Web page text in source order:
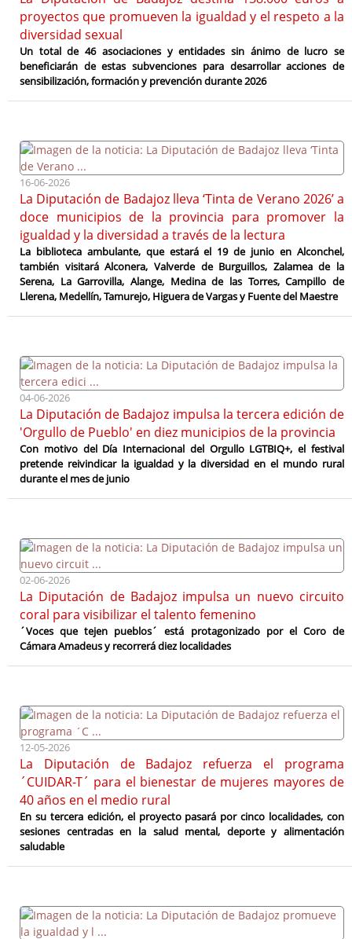
proyectos que promueven la igualdad y el respeto a la
diversidad sexual
Un total de 46 asociaciones y entidades sin ánimo de lucro se
beneficiarán de estas subvenciones para desarrollar acciones de
sensibilización, formación y prevención durante 2026
16-06-2026
La Diputación de Badajoz lleva ‘Tinta de Verano 2026’ a
doce municipios de la provincia para promover la
igualdad y la diversidad a través de la lectura
La biblioteca ambulante, que estará el 19 de junio en Alconchel,
también visitará Alconera, Valverde de Burguillos, Zalamea de la
Serena, La Garrovilla, Alange, Medina de las Torres, Campillo de
Llerena, Medellín, Tamurejo, Higuera de Vargas y Fuente del Maestre
04-06-2026
La Diputación de Badajoz impulsa la tercera edición de
'Orgullo de Pueblo' en diez municipios de la provincia
Con motivo del Día Internacional del Orgullo LGTBIQ+, el festival
pretende reivindicar la igualdad y la diversidad en el mundo rural
durante el mes de junio
02-06-2026
La Diputación de Badajoz impulsa un nuevo circuito
coral para visibilizar el talento femenino
´Voces que tejen pueblos´ está protagonizado por el Coro de
Cámara Amadeus y recorrerá diez localidades
12-05-2026
La Diputación de Badajoz refuerza el programa
´CUIDAR-T´ para el bienestar de mujeres mayores de
40 años en el medio rural
En su tercera edición, el proyecto pasará por cinco localidades, con
sesiones centradas en la salud mental, deporte y alimentación
saludable